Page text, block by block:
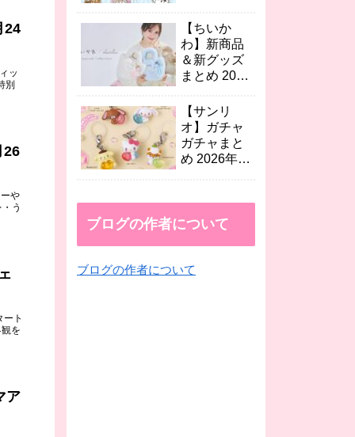
24
ッ
別
26
や
う
ト
を
ア
場！
ちいかわ キ
ーホルダ
ー・ミニチ
ュアおめん
【ちいか
わ】新商品
＆新グッズ
まとめ 2026
映画 人魚の
島のひみつ×
セブン、
EMODA、
続々！
【サンリ
オ】ガチャ
ガチャまと
め 2026年8
るしチャー
ムやテトラ
のめじるし
ブログの作者について
ブログの作者について